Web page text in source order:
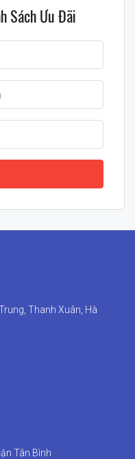
Sách Ưu Đãi
Thanh Xuân, Hà
Tân Bình